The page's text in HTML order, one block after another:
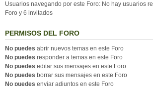
Usuarios navegando por este Foro: No hay usuarios
Foro y 6 invitados
PERMISOS DEL FORO
No puedes abrir nuevos temas en este Foro
No puedes responder a temas en este Foro
No puedes editar sus mensajes en este Foro
No puedes borrar sus mensajes en este Foro
No puedes enviar adjuntos en este Foro